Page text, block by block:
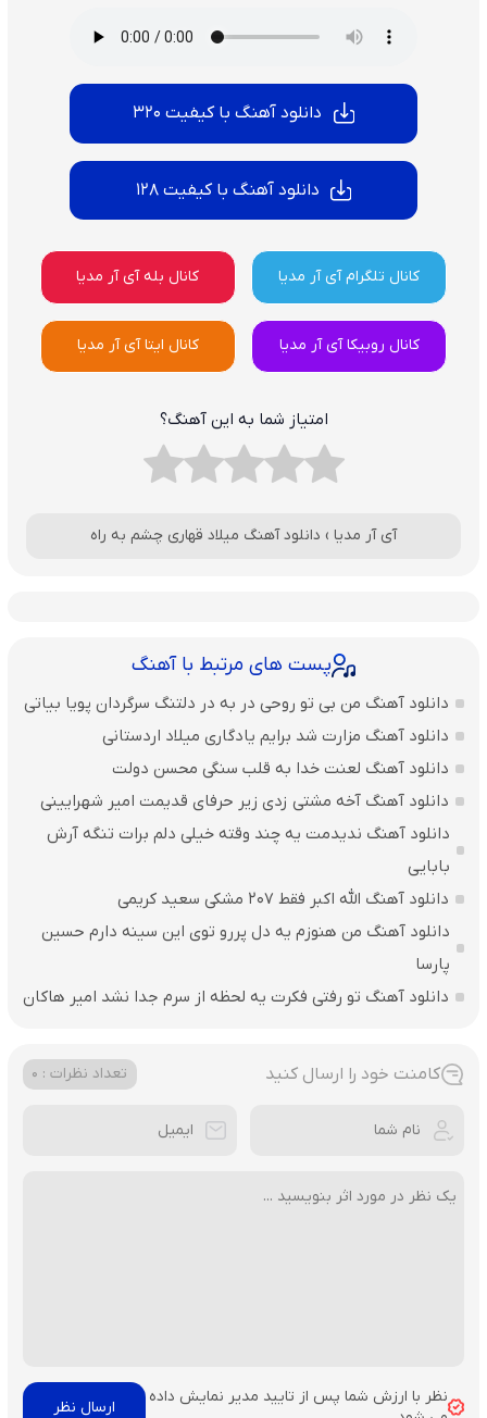
دانلود آهنگ با کیفیت 320
دانلود آهنگ با کیفیت 128
کانال تلگرام آی آر مدیا کانال بله آی آر مدیا
کانال روبیکا آی آر مدیا کانال ایتا آی آر مدیا
امتیاز شما به این آهنگ؟
آی آر مدیا › دانلود آهنگ میلاد قهاری چشم به راه
پست های مرتبط با آهنگ
دانلود آهنگ من بی تو روحی در به در دلتنگ سرگردان پویا بیاتی
دانلود آهنگ مزارت شد برایم یادگاری میلاد اردستانی
دانلود آهنگ لعنت خدا به قلب سنگی محسن دولت
دانلود آهنگ آخه مشتی زدی زیر حرفای قدیمت امیر شهرایینی
دانلود آهنگ ندیدمت یه چند وقته خیلی دلم برات تنگه آرش
بابایی
دانلود آهنگ الله اکبر فقط 207 مشکی سعید کریمی
دانلود آهنگ من هنوزم یه دل پررو توی این سینه دارم حسین
پارسا
دانلود آهنگ تو رفتی فکرت یه لحظه از سرم جدا نشد امیر هاکان
کامنت خود را ارسال کنید تعداد نظرات : 0
نظر با ارزش شما پس از تایید مدیر نمایش داده